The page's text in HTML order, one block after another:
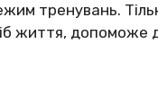
тренувань.
життя, допоможе